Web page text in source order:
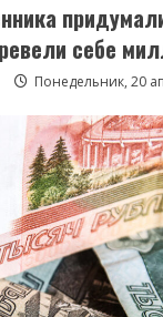
себе
Понедельник, 20